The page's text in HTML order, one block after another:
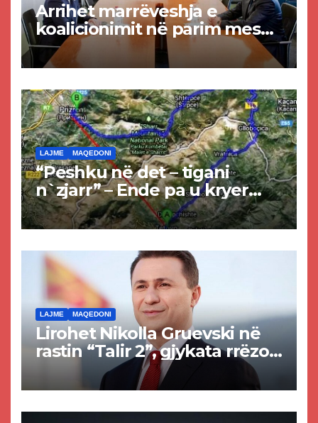
Arrihet marrëveshja e
koalicionimit në parim mes
Kurtit dhe Abdixhikut
LAJME MAQEDONI
“Peshku në det – tigani
n`zjarr” – Ende pa u kryer
projekti i tunelit, komuna e
Tetovës nis punimet për
LAJME MAQEDONI
Lirohet Nikolla Gruevski në
rastin “Talir 2”, gjykata rrëzon
akuzat për ndërtimin e
paligjshëm të selisë së